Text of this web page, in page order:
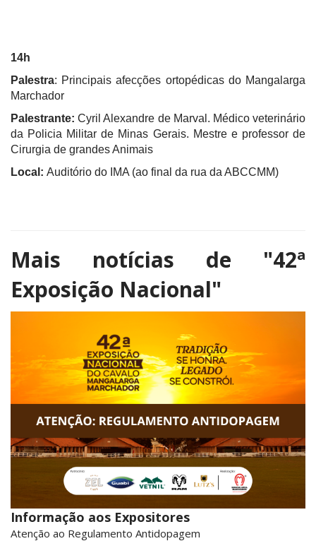
14h
Palestra: Principais afecções ortopédicas do Mangalarga
Marchador
Palestrante: Cyril Alexandre de Marval. Médico veterinário
da Policia Militar de Minas Gerais. Mestre e professor de
Cirurgia de grandes Animais
Local: Auditório do IMA (ao final da rua da ABCCMM)
Mais notícias de "42ª
Exposição Nacional"
Informação aos Expositores
Atenção ao Regulamento Antidopagem